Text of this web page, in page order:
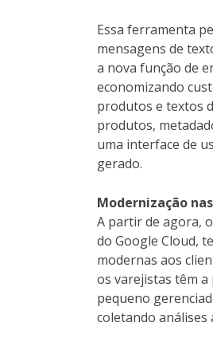
Essa ferramenta
mensagens de
a nova função de
economizando
produtos e textos
produtos,
uma interface de
gerado.
Modernização
A partir de agora,
do Google Cloud,
modernas aos
os varejistas têm
pequeno
coletando análises